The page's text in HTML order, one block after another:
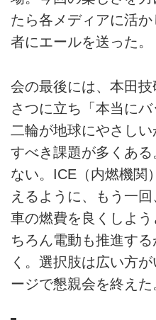
たら各メディアに活
者にエールを送った。
会の最後には、本田
さつに立ち「本当に
二輪が地球にやさし
すべき課題が多くあ
ない。ICE（内燃機関
えるように、もう一
車の燃費を良くしよ
ちろん電動も推進す
く。選択肢は広い方
ージで懇親会を終えた